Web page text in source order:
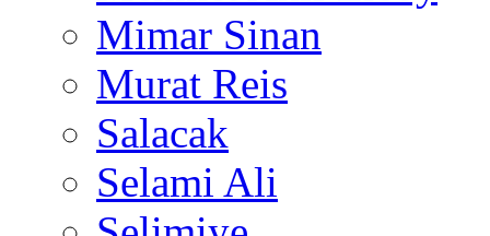
Mimar Sinan
Murat Reis
Salacak
Selami Ali